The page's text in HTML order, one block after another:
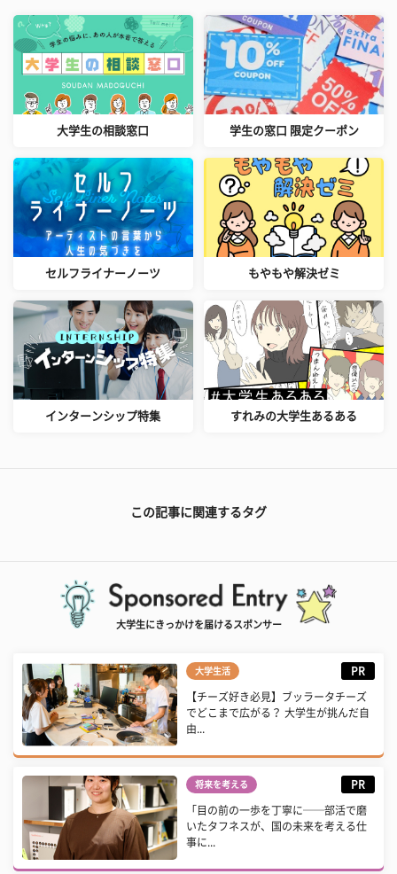
大学生の相談窓口 学生の窓口 限定クーポン
セルフライナーノーツ もやもや解決ゼミ
インターンシップ特集 すれみの大学生あるある
この記事に関連するタグ
大学生にきっかけを届けるスポンサー
大学生活 PR
【チーズ好き必見】ブッラータチーズ
でどこまで広がる？ 大学生が挑んだ自
由...
将来を考える PR
「目の前の一歩を丁寧に──部活で磨
いたタフネスが、国の未来を考える仕
事に...